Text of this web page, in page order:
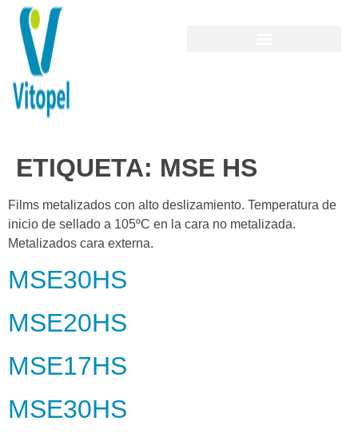
ETIQUETA: MSE HS
Films metalizados con alto deslizamiento. Temperatura de
inicio de sellado a 105ºC en la cara no metalizada.
Metalizados cara externa.
MSE30HS
MSE20HS
MSE17HS
MSE30HS